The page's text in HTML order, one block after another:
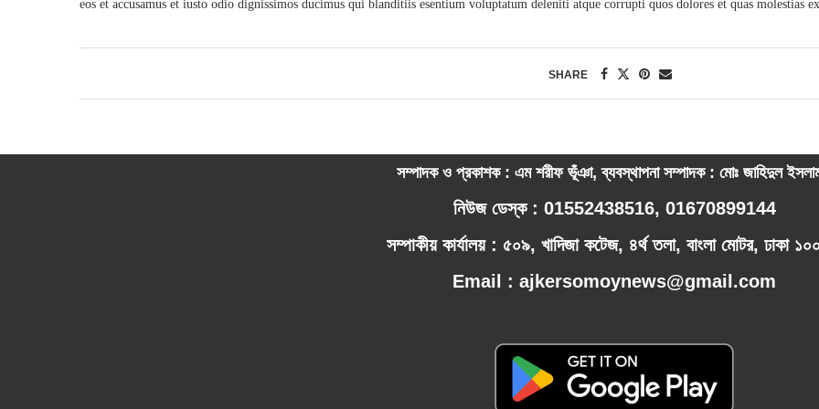
eos et accusamus et iusto odio dignissimos ducimus qui blanditiis esentium voluptatum deleniti atque corrupti quos dolores et quas molestias
SHARE
সম্পাদক ও প্রকাশক : এম শরীফ ভূঁঞা, ব্যবস্থাপনা সম্পাদক : মোঃ জাহিদুল
নিউজ ডেস্ক : 01552438516, 01670899144
সম্পাকীয় কার্যালয় : ৫০৯, খাদিজা কটেজ, ৪র্থ তলা, বাংলা মোটর, ঢাকা
Email : ajkersomoynews@gmail.com